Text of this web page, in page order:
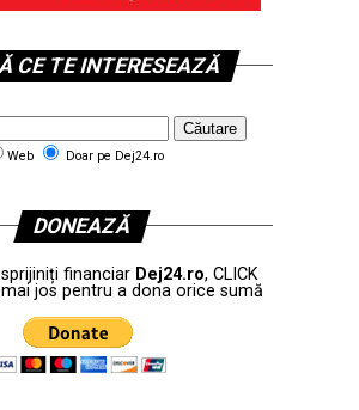
CE TE INTERESEAZĂ
Web Doar pe Dej24.ro
DONEAZĂ
financiar Dej24.ro, CLICK
jos pentru a dona orice sumă